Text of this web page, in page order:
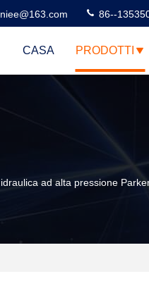
86--
CASA PRODOTTI
ad alta pressione